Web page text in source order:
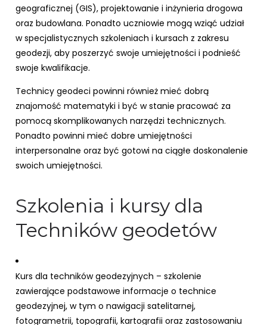
geograficznej (GIS), projektowanie i inżynieria drogowa
oraz budowlana. Ponadto uczniowie mogą wziąć udział
w specjalistycznych szkoleniach i kursach z zakresu
geodezji, aby poszerzyć swoje umiejętności i podnieść
swoje kwalifikacje.
Technicy geodeci powinni również mieć dobrą
znajomość matematyki i być w stanie pracować za
pomocą skomplikowanych narzędzi technicznych.
Ponadto powinni mieć dobre umiejętności
interpersonalne oraz być gotowi na ciągłe doskonalenie
swoich umiejętności.
Szkolenia i kursy dla
Techników geodetów
Kurs dla techników geodezyjnych – szkolenie
zawierające podstawowe informacje o technice
geodezyjnej, w tym o nawigacji satelitarnej,
fotogrametrii, topografii, kartografii oraz zastosowaniu